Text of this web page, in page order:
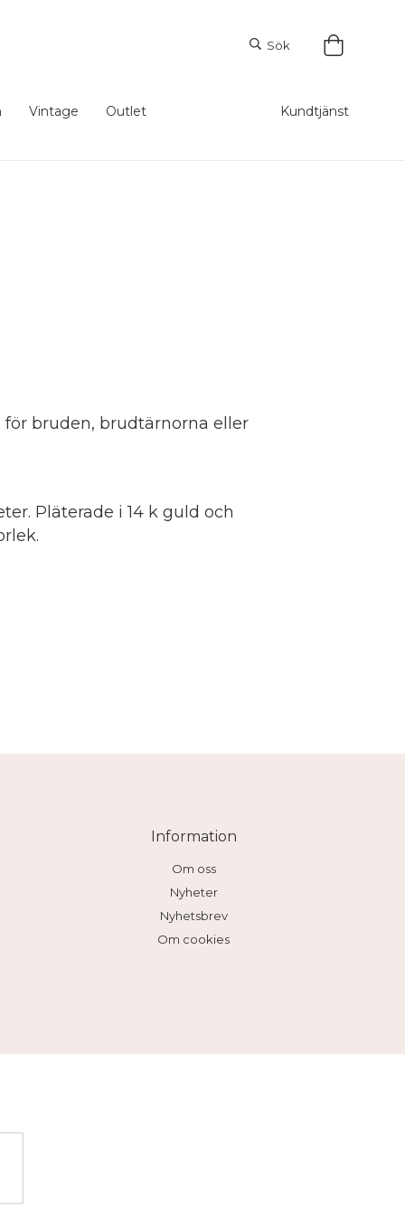
Sök
Vintage Outlet Kundtjänst
bruden, brudtärnorna eller
Pläterade i 14 k guld och
Information
Om oss
Nyheter
Nyhetsbrev
Om cookies